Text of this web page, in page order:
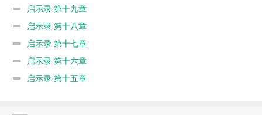
启示录 第十九章
启示录 第十八章
启示录 第十七章
启示录 第十六章
启示录 第十五章